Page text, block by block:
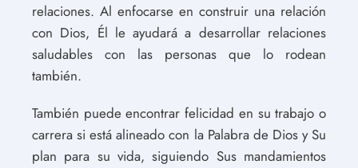
relaciones. Al enfocarse en construir una relación
con Dios, Él le ayudará a desarrollar relaciones
saludables con las personas que lo rodean
también.
También puede encontrar felicidad en su trabajo o
carrera si está alineado con la Palabra de Dios y Su
plan para su vida, siguiendo Sus mandamientos